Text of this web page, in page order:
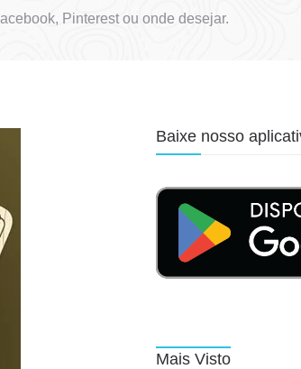
Pinterest ou onde desejar.
Baixe nosso
Mais Visto